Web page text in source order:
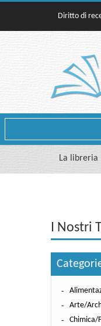
Diritto di
La libreria
I Nostri
Arte/
Chimica/